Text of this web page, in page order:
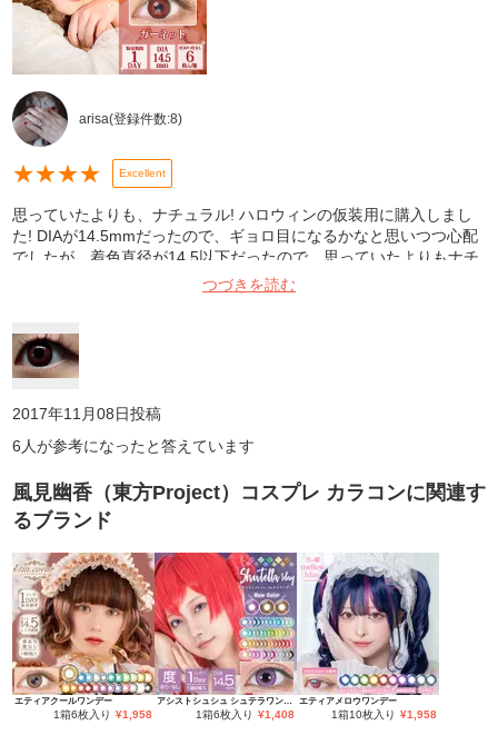
arisa(登録件数:8)
★★★★ Excellent
思っていたよりも、ナチュラル! ハロウィンの仮装用に購入しまし
た! DIAが14.5mmだったので、ギョロ目になるかなと思いつつ心配
でしたが、着色直径が14.5以下だったので、思っていたよりもナチ
ュラルに盛る事が出来ました! また、このカラコンは、1day限定の
お色だというところにも惹かれて購入しました! 周りの人達にも、
つづきを読む
2017年11月08日投稿
6 人が参考になったと答えています
風見幽香（東方Project）コスプレ カラコンに関連す
るブランド
エティアクールワンデー
1箱6枚入り ¥1,958
アシストシュシュ シュテラワンデー
1箱6枚入り ¥1,408
エティアメロウワンデー
1箱10枚入り ¥1,958